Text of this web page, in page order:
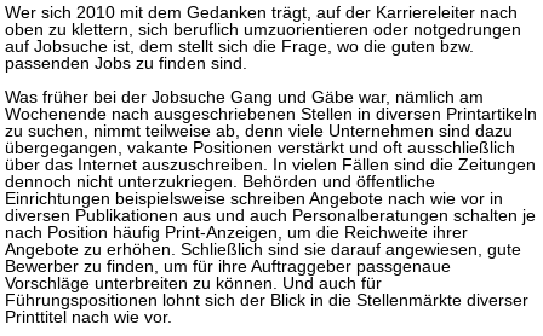
Wer sich 2010 mit dem Gedanken trägt, auf der Karriereleiter nach
oben zu klettern, sich beruflich umzuorientieren oder notgedrungen
auf Jobsuche ist, dem stellt sich die Frage, wo die guten bzw.
passenden Jobs zu finden sind.
Was früher bei der Jobsuche Gang und Gäbe war, nämlich am
Wochenende nach ausgeschriebenen Stellen in diversen Printartikeln
zu suchen, nimmt teilweise ab, denn viele Unternehmen sind dazu
übergegangen, vakante Positionen verstärkt und oft ausschließlich
über das Internet auszuschreiben. In vielen Fällen sind die Zeitungen
dennoch nicht unterzukriegen. Behörden und öffentliche
Einrichtungen beispielsweise schreiben Angebote nach wie vor in
diversen Publikationen aus und auch Personalberatungen schalten je
nach Position häufig Print-Anzeigen, um die Reichweite ihrer
Angebote zu erhöhen. Schließlich sind sie darauf angewiesen, gute
Bewerber zu finden, um für ihre Auftraggeber passgenaue
Vorschläge unterbreiten zu können. Und auch für
Führungspositionen lohnt sich der Blick in die Stellenmärkte diverser
Printtitel nach wie vor.